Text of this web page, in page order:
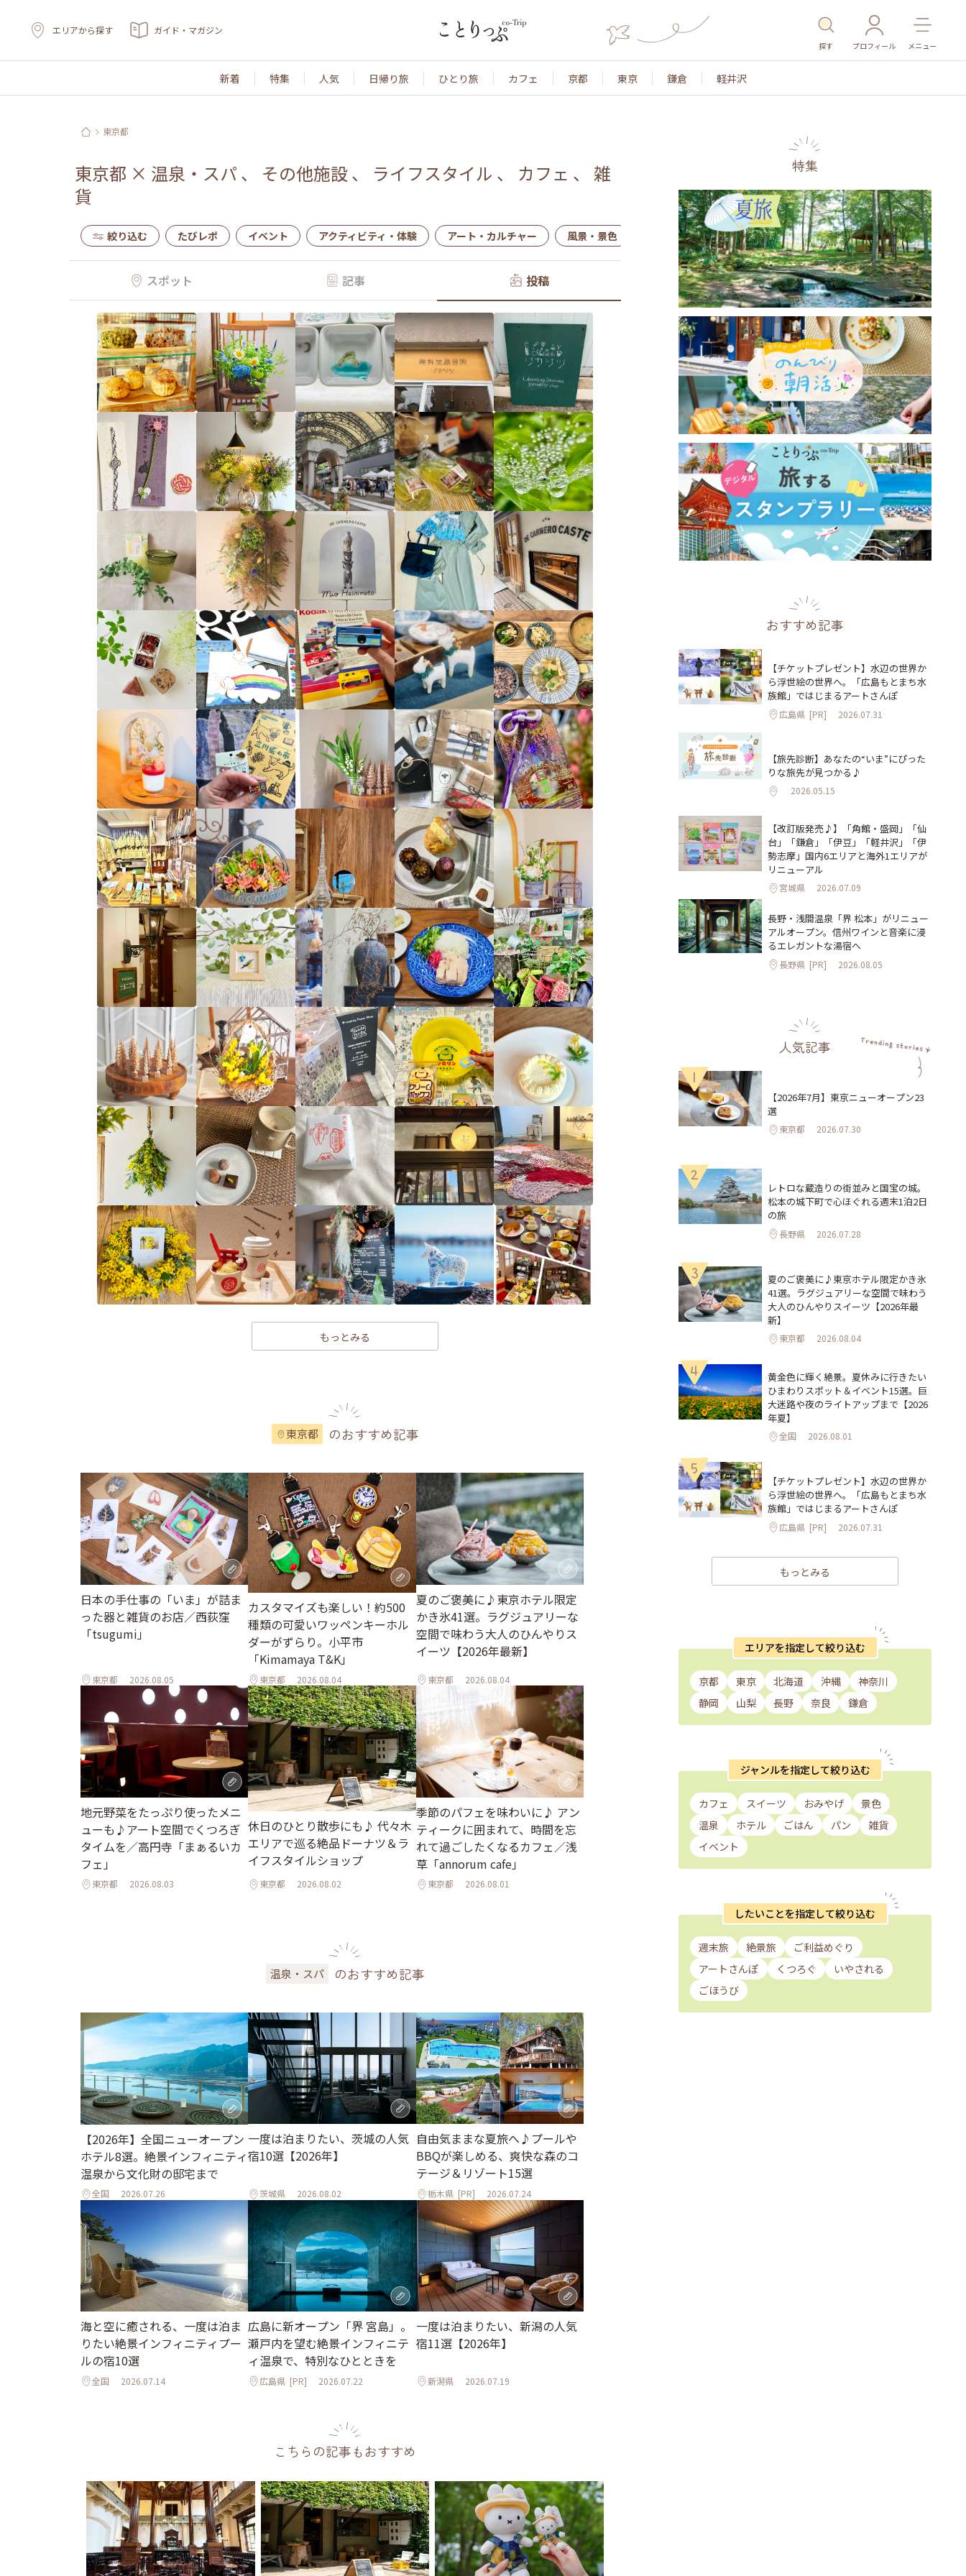
エリアから探す ガイド・マガジン
探す プロフィール メニュー
新着 特集 人気 日帰り旅 ひとり旅 カフェ 京都 東京 鎌倉 軽井沢
東京都
東京都 × 温泉・スパ 、 その他施設、 ライフスタイル 、 カフェ 、 雑
貨
絞り込む たびレポ イベント アクティビティ・体験 アート・カルチャー 風景・景色 名所・旧跡 温泉・スパ その他施設 ごはん
スポット 記事 投稿
もっとみる
東京都 のおすすめ記事
日本の手仕事の「いま」が詰ま
った器と雑貨のお店／西荻窪
「tsugumi」
東京都 2026.08.05
カスタマイズも楽しい！約500
種類の可愛いワッペンキーホル
ダーがずらり。小平市
「Kimamaya T&K」
東京都 2026.08.04
夏のご褒美に♪東京ホテル限定
かき氷41選。ラグジュアリーな
空間で味わう大人のひんやりス
イーツ【2026年最新】
東京都 2026.08.04
地元野菜をたっぷり使ったメニ
ューも♪アート空間でくつろぎ
タイムを／高円寺「まぁるいカ
フェ」
東京都 2026.08.03
休日のひとり散歩にも♪ 代々木
エリアで巡る絶品ドーナツ＆ラ
イフスタイルショップ
東京都 2026.08.02
季節のパフェを味わいに♪ アン
ティークに囲まれて、時間を忘
れて過ごしたくなるカフェ／浅
草「annorum cafe」
東京都 2026.08.01
温泉・スパ のおすすめ記事
【2026年】全国ニューオープン
ホテル8選。絶景インフィニティ
温泉から文化財の邸宅まで
全国 2026.07.26
一度は泊まりたい、茨城の人気
宿10選【2026年】
茨城県 2026.08.02
自由気ままな夏旅へ♪プールや
BBQが楽しめる、爽快な森のコ
テージ＆リゾート15選
栃木県[PR] 2026.07.24
海と空に癒される、一度は泊ま
りたい絶景インフィニティプー
ルの宿10選
全国 2026.07.14
広島に新オープン「界 宮島」。
瀬戸内を望む絶景インフィニテ
ィ温泉で、特別なひとときを
広島県 [PR] 2026.07.22
一度は泊まりたい、新潟の人気
宿11選【2026年】
新潟県 2026.07.19
こちらの記事もおすすめ
特集
おすすめ記事
【チケットプレゼント】水辺の世界か
ら浮世絵の世界へ。「広島もとまち水
族館」ではじまるアートさんぽ
広島県 [PR] 2026.07.31
【旅先診断】あなたの“いま”にぴった
りな旅先が見つかる♪
2026.05.15
【改訂版発売♪】「角館・盛岡」「仙
台」「鎌倉」「伊豆」「軽井沢」「伊
勢志摩」国内6エリアと海外1エリアが
リニューアル
宮城県 2026.07.09
長野・浅間温泉「界 松本」がリニュー
アルオープン。信州ワインと音楽に浸
るエレガントな湯宿へ
長野県 [PR] 2026.08.05
人気記事
1
【2026年7月】東京ニューオープン23
選
東京都 2026.07.30
2
レトロな蔵造りの街並みと国宝の城。
松本の城下町で心ほぐれる週末1泊2日
の旅
長野県 2026.07.28
3
夏のご褒美に♪東京ホテル限定かき氷
41選。ラグジュアリーな空間で味わう
大人のひんやりスイーツ【2026年最
新】
東京都 2026.08.04
4
黄金色に輝く絶景。夏休みに行きたい
ひまわりスポット＆イベント15選。巨
大迷路や夜のライトアップまで【2026
年夏】
全国 2026.08.01
5
【チケットプレゼント】水辺の世界か
ら浮世絵の世界へ。「広島もとまち水
族館」ではじまるアートさんぽ
広島県 [PR] 2026.07.31
もっとみる
エリアを指定して絞り込む
京都 東京 北海道 沖縄
神奈川
静岡
山梨 長野 奈良 鎌倉
ジャンルを指定して絞り込む
カフェ スイーツ おみやげ
景色
温泉
ホテル ごはん パン
雑貨
イベント
したいことを指定して絞り込む
週末旅 絶景旅
ご利益めぐり
アートさんぽ
くつろぐ
いやされる
ごほうび